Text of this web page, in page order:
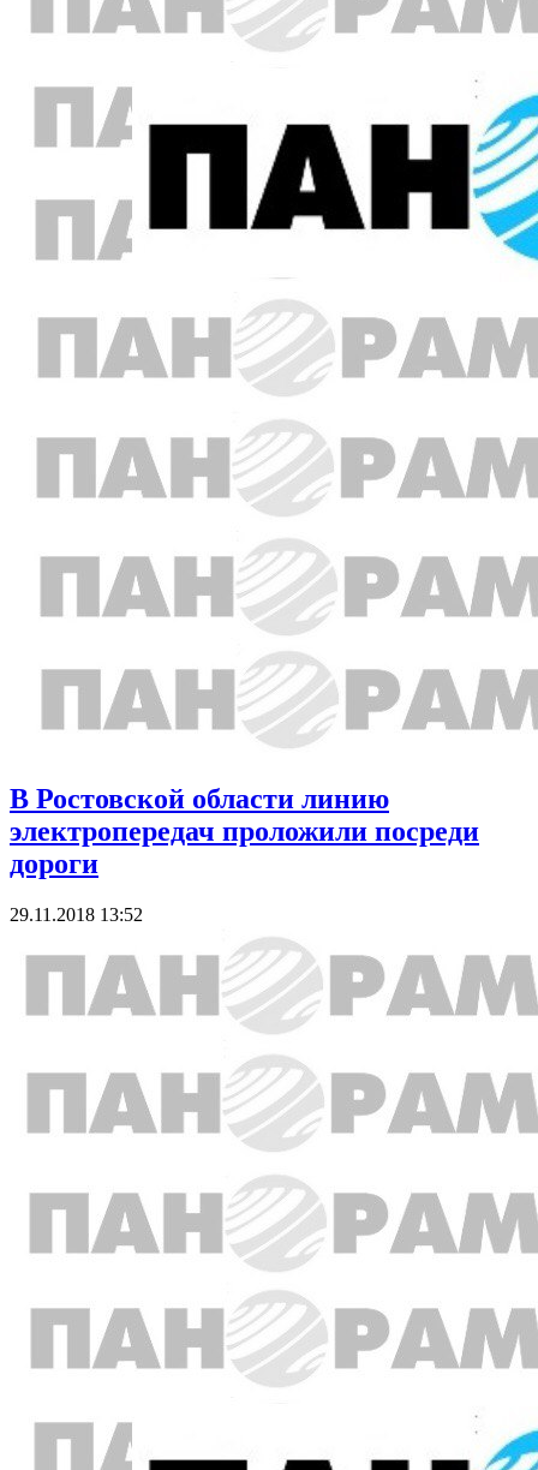
В Ростовской области линию
электропередач проложили посреди
дороги
29.11.2018 13:52